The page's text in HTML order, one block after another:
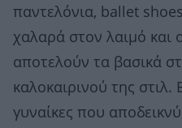
παντελόνια, ballet
χαλαρά στον λαιμό και
αποτελούν τα βασικά
καλοκαιρινού της στιλ.
γυναίκες που